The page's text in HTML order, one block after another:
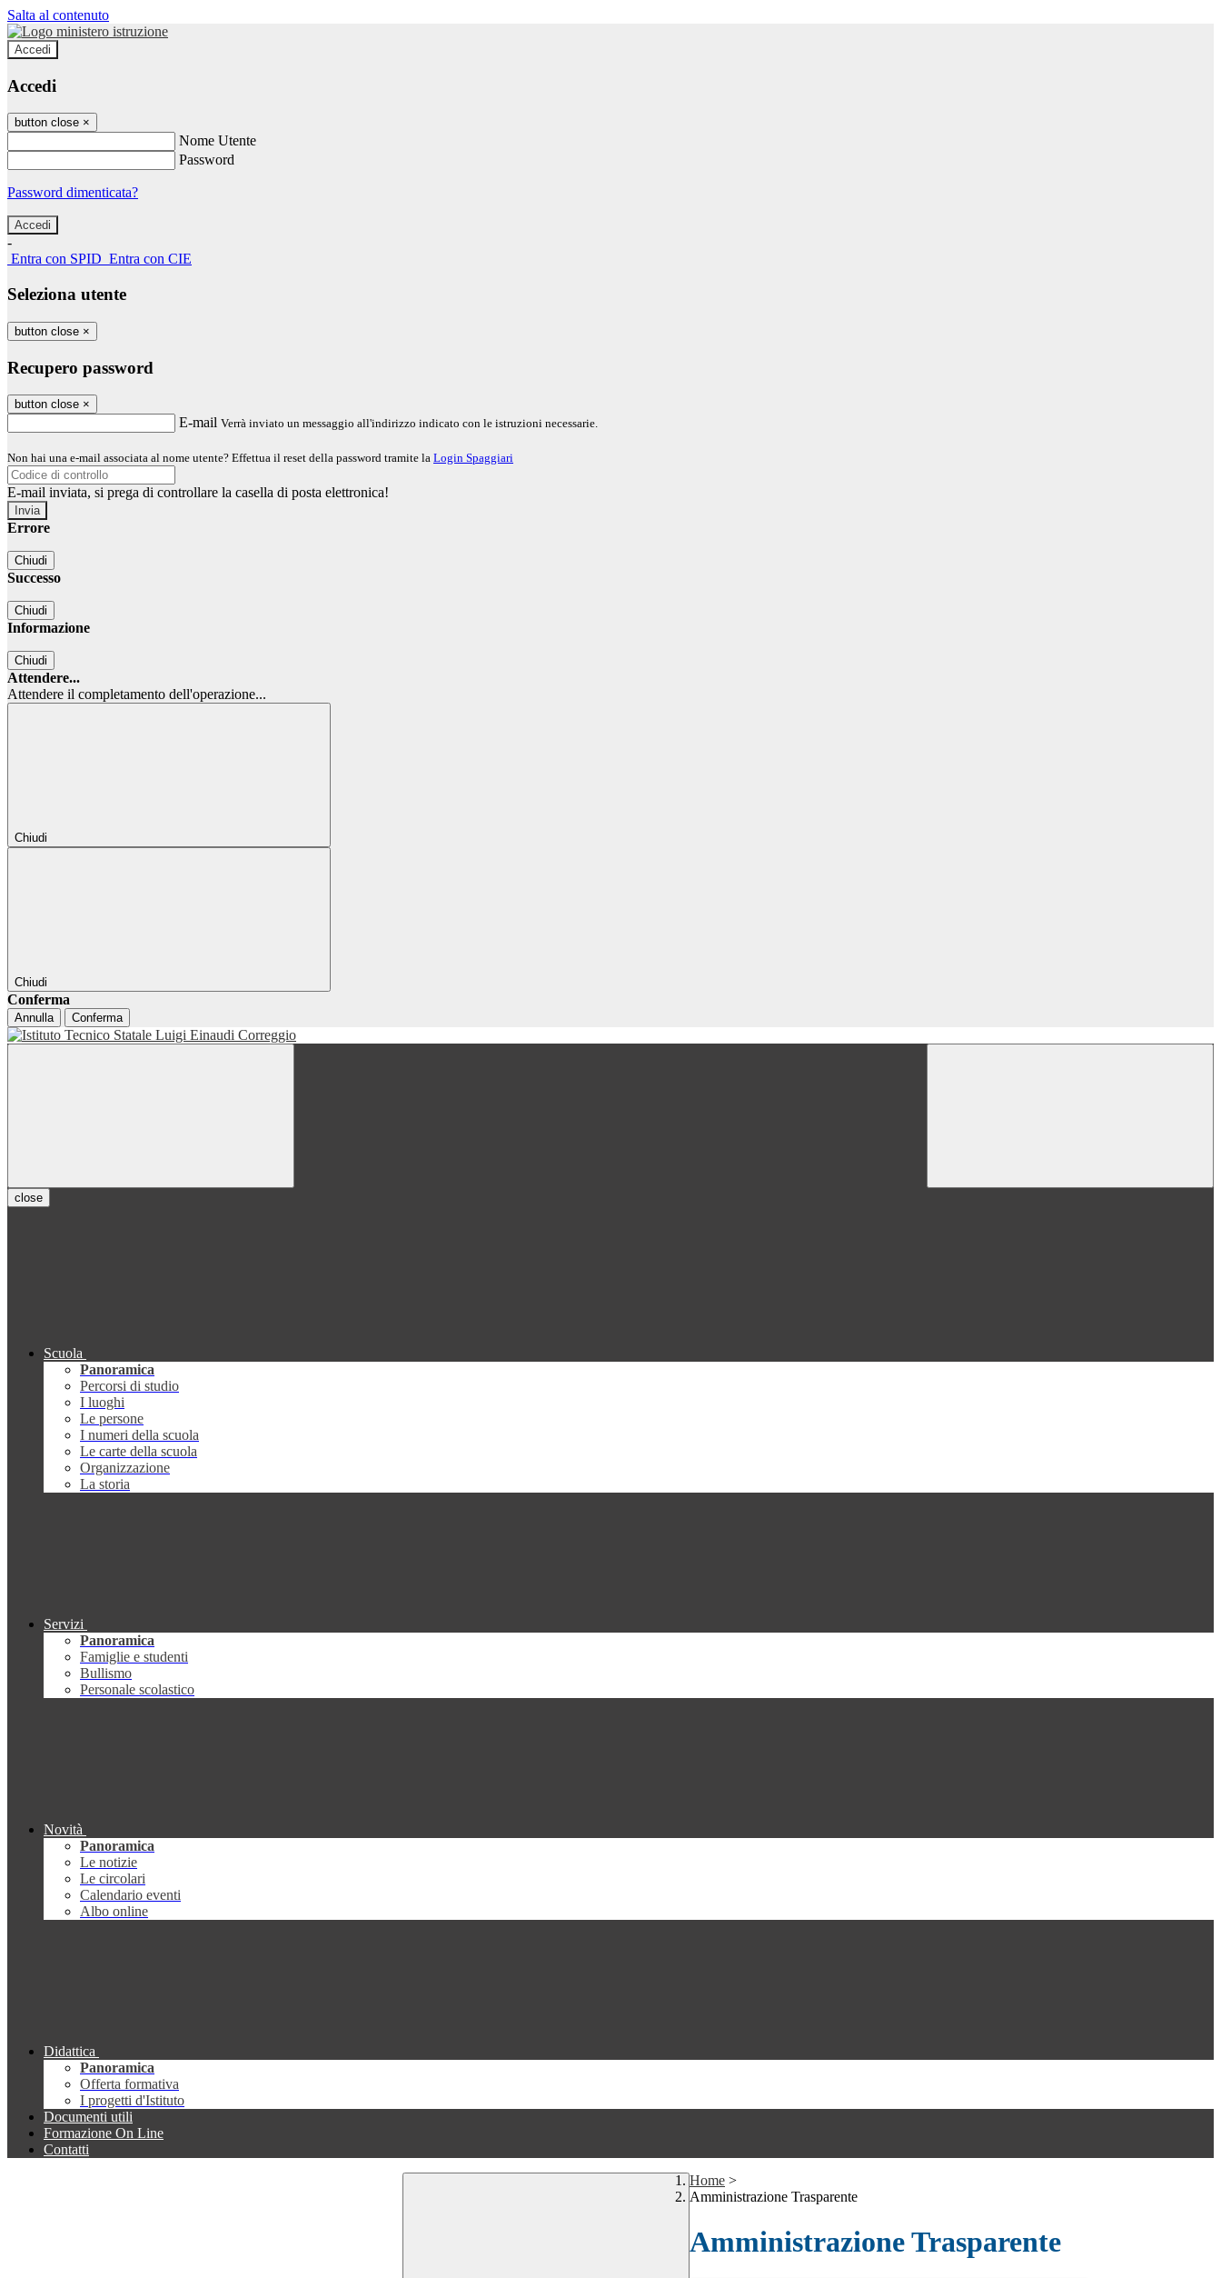
Salta al contenuto
Accedi
Accedi
button close ×
Nome Utente
Password
Password dimenticata?
-
Entra con SPID Entra con CIE
Seleziona utente
button close ×
Recupero password
button close ×
E-mail Verrà inviato un messaggio all'indirizzo indicato con le istruzioni necessarie.
Non hai una e-mail associata al nome utente? Effettua il reset della password tramite la Login Spaggiari
E-mail inviata, si prega di controllare la casella di posta elettronica!
Errore
Chiudi
Successo
Chiudi
Informazione
Chiudi
Attendere...
Attendere il completamento dell'operazione...
Chiudi
Chiudi
Conferma
Annulla Conferma
close
Scuola
Panoramica
Percorsi di studio
I luoghi
Le persone
I numeri della scuola
Le carte della scuola
Organizzazione
La storia
Servizi
Panoramica
Famiglie e studenti
Bullismo
Personale scolastico
Novità
Panoramica
Le notizie
Le circolari
Calendario eventi
Albo online
Didattica
Panoramica
Offerta formativa
I progetti d'Istituto
Documenti utili
Formazione On Line
Contatti
Home >
Amministrazione Trasparente
Amministrazione Trasparente